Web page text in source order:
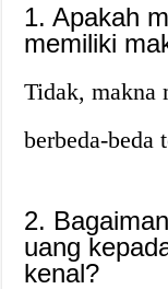
1. Apakah
memiliki
Tidak, makna
berbeda-beda
2.
uang
kenal?